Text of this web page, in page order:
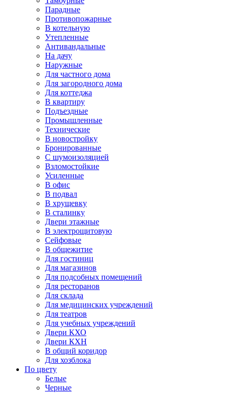
Парадные
Противопожарные
В котельную
Утепленные
Антивандальные
На дачу
Наружные
Для частного дома
Для загородного дома
Для коттеджа
В квартиру
Подъездные
Промышленные
Технические
В новостройку
Бронированные
С шумоизоляцией
Взломостойкие
Усиленные
В офис
В подвал
В хрущевку
В сталинку
Двери этажные
В электрощитовую
Сейфовые
В общежитие
Для гостиниц
Для магазинов
Для подсобных помещений
Для ресторанов
Для склада
Для медицинских учреждений
Для театров
Для учебных учреждений
Двери КХО
Двери КХН
В общий коридор
Для хозблока
По цвету
Белые
Черные